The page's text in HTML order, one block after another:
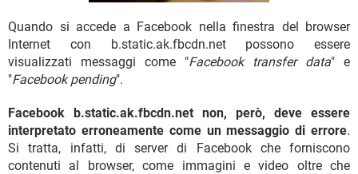
Quando si accede a Facebook nella finestra del browser
Internet con b.static.ak.fbcdn.net possono essere
visualizzati messaggi come "Facebook transfer data" e
"Facebook pending".
Facebook b.static.ak.fbcdn.net non, però, deve essere
interpretato erroneamente come un messaggio di errore.
Si tratta, infatti, di server di Facebook che forniscono
contenuti al browser, come immagini e video oltre che